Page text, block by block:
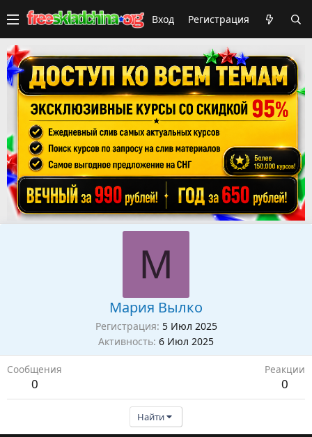
Вход Регистрация
М
Мария Вылко
Регистрация 5 Июл 2025
Активность 6 Июл 2025
Сообщения
0
Реакции
0
Найти